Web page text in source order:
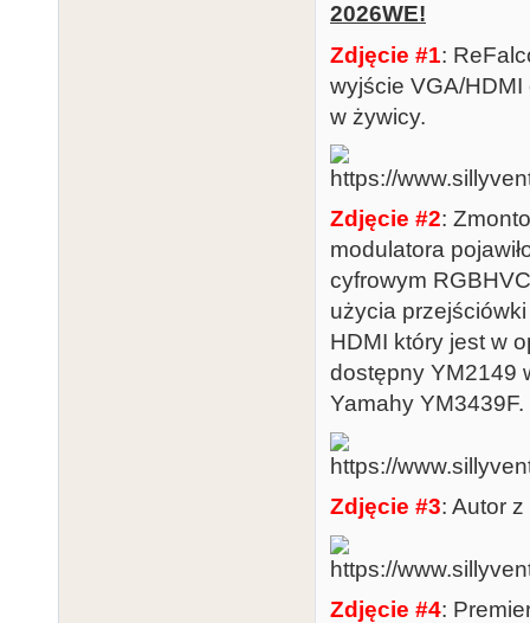
2026WE!
Zdjęcie #1:
wyjście VGA/
w żywicy.
Zdjęcie #2:
modulatora
cyfrowym
użycia
HDMI który jest w
dostępny YM2149
Yamahy YM3439F.
Zdjęcie #3: Autor z
Zdjęcie #4: